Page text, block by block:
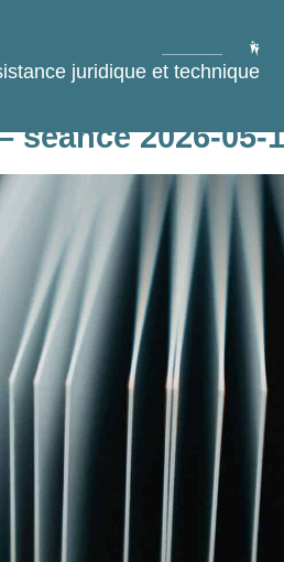
juridique et technique
séance 2026-05-